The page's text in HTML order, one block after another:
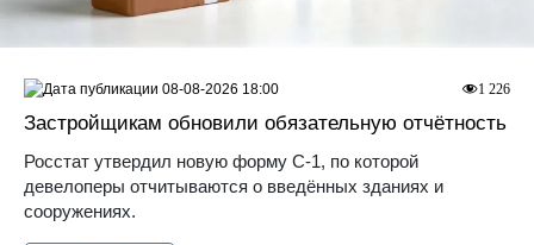
Застройщикам обновили обязательную отчётность
Росстат утвердил новую форму С-1, по которой
девелоперы отчитываются о введённых зданиях и
сооружениях.
1 226
08-08-2026 18:00